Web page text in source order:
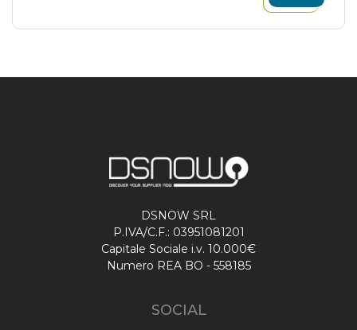
DSNOW SRL
P.IVA/C.F.: 03951081201
Capitale Sociale i.v. 10.000€
Numero REA BO - 558185
SOCIAL